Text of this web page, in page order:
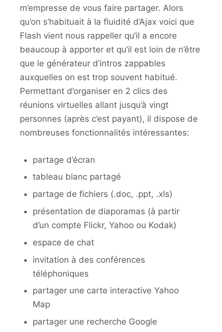
m’empresse de vous faire partager. Alors
qu’on s’habituait à la fluidité d’Ajax voici que
Flash vient nous rappeller qu’il a encore
beaucoup à apporter et qu’il est loin de n’être
que le générateur d’intros zappables
auxquelles on est trop souvent habitué.
Permettant d’organiser en 2 clics des
réunions virtuelles allant jusqu’à vingt
personnes (après c’est payant), il dispose de
nombreuses fonctionnalités intéressantes:
partage d’écran
tableau blanc partagé
partage de fichiers (.doc, .ppt, .xls)
présentation de diaporamas (à partir
d’un compte Flickr, Yahoo ou Kodak)
espace de chat
invitation à des conférences
téléphoniques
partager une carte interactive Yahoo
Map
partager une recherche Google